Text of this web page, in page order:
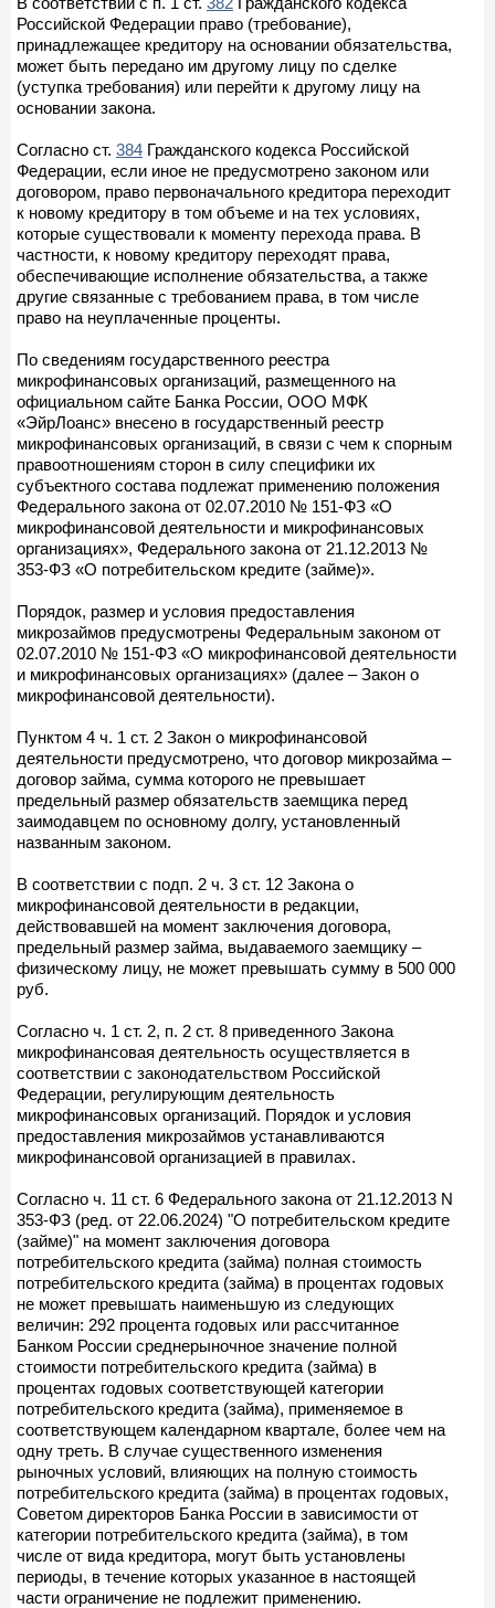
Российской Федерации право (требование),
принадлежащее кредитору на основании обязательства,
может быть передано им другому лицу по сделке
(уступка требования) или перейти к другому лицу на
основании закона.
Согласно ст. 384 Гражданского кодекса Российской
Федерации, если иное не предусмотрено законом или
договором, право первоначального кредитора переходит
к новому кредитору в том объеме и на тех условиях,
которые существовали к моменту перехода права. В
частности, к новому кредитору переходят права,
обеспечивающие исполнение обязательства, а также
другие связанные с требованием права, в том числе
право на неуплаченные проценты.
По сведениям государственного реестра
микрофинансовых организаций, размещенного на
официальном сайте Банка России, ООО МФК
«ЭйрЛоанс» внесено в государственный реестр
микрофинансовых организаций, в связи с чем к спорным
правоотношениям сторон в силу специфики их
субъектного состава подлежат применению положения
Федерального закона от 02.07.2010 № 151-ФЗ «О
микрофинансовой деятельности и микрофинансовых
организациях», Федерального закона от 21.12.2013 №
353-ФЗ «О потребительском кредите (займе)».
Порядок, размер и условия предоставления
микрозаймов предусмотрены Федеральным законом от
02.07.2010 № 151-ФЗ «О микрофинансовой деятельности
и микрофинансовых организациях» (далее – Закон о
микрофинансовой деятельности).
Пунктом 4 ч. 1 ст. 2 Закон о микрофинансовой
деятельности предусмотрено, что договор микрозайма –
договор займа, сумма которого не превышает
предельный размер обязательств заемщика перед
заимодавцем по основному долгу, установленный
названным законом.
В соответствии с подп. 2 ч. 3 ст. 12 Закона о
микрофинансовой деятельности в редакции,
действовавшей на момент заключения договора,
предельный размер займа, выдаваемого заемщику –
физическому лицу, не может превышать сумму в 500 000
руб.
Согласно ч. 1 ст. 2, п. 2 ст. 8 приведенного Закона
микрофинансовая деятельность осуществляется в
соответствии с законодательством Российской
Федерации, регулирующим деятельность
микрофинансовых организаций. Порядок и условия
предоставления микрозаймов устанавливаются
микрофинансовой организацией в правилах.
Согласно ч. 11 ст. 6 Федерального закона от 21.12.2013 N
353-ФЗ (ред. от 22.06.2024) "О потребительском кредите
(займе)" на момент заключения договора
потребительского кредита (займа) полная стоимость
потребительского кредита (займа) в процентах годовых
не может превышать наименьшую из следующих
величин: 292 процента годовых или рассчитанное
Банком России среднерыночное значение полной
стоимости потребительского кредита (займа) в
процентах годовых соответствующей категории
потребительского кредита (займа), применяемое в
соответствующем календарном квартале, более чем на
одну треть. В случае существенного изменения
рыночных условий, влияющих на полную стоимость
потребительского кредита (займа) в процентах годовых,
Советом директоров Банка России в зависимости от
категории потребительского кредита (займа), в том
числе от вида кредитора, могут быть установлены
периоды, в течение которых указанное в настоящей
части ограничение не подлежит применению.